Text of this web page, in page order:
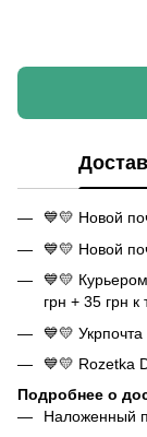
💙💛 Новой
💙💛 Новой
💙💛
грн + 35 грн к
💙💛
💙💛 Rozetka
Подробнее о
Наложенный